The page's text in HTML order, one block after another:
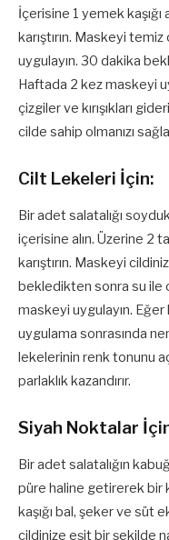
İçerisine 1 yemek
karıştırın. Maskeyi
uygulayın. 30 dakika
Haftada 2 kez maskeyi
çizgiler ve kırışıkları
cilde sahip olmanızı
Cilt Lekeleri İçin:
Bir adet salatalığı
içerisine alın. Üzerine 2
karıştırın. Maskeyi
bekledikten sonra su ile
maskeyi uygulayın. Eğer
uygulama sonrasında
lekelerinin renk tonunu
parlaklık kazandırır.
Siyah Noktalar
Bir adet salatalığın
püre haline getirerek bir
kaşığı bal, şeker ve süt
cildinize eşit bir şekilde